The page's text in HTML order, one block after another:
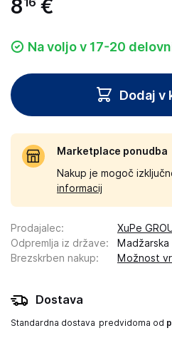
8 €
Na voljo v 17-20
Dodaj v
Marketplace ponudba
Nakup je mogoč
informacij
Prodajalec:
XuPe
Odpremlja iz države:
Madžarska
Brezskrben nakup: Možnost
Dostava
Standardna dostava predvidoma od